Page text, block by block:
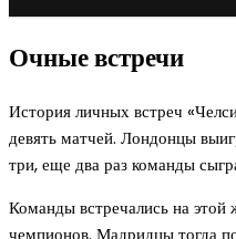
Очные встречи
История личных встреч
девять матчей. Лондонцы
три, еще два раз команды
Команды встречались на
чемпионов. Мадридцы тогда